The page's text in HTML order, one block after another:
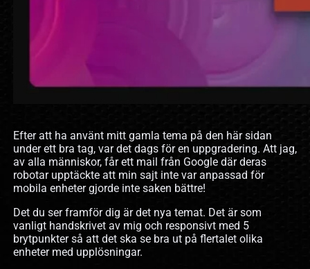
Efter att ha använt mitt gamla tema på den här sidan
under ett bra tag, var det dags för en uppgradering. Att jag,
av alla människor, får ett mail från Google där deras
robotar upptäckte att min sajt inte var anpassad för
mobila enheter gjorde inte saken bättre!
Det du ser framför dig är det nya temat. Det är som
vanligt handskrivet av mig och responsivt med 5
brytpunkter så att det ska se bra ut på flertalet olika
enheter med upplösningar.